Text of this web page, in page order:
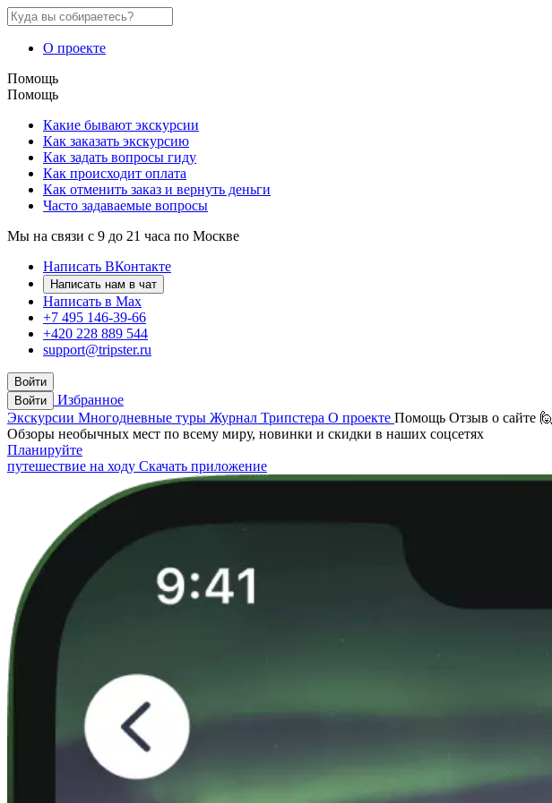
О проекте
Помощь
Помощь
Какие бывают экскурсии
Как заказать экскурсию
Как задать вопросы гиду
Как происходит оплата
Как отменить заказ и вернуть деньги
Часто задаваемые вопросы
Мы на связи с 9 до 21 часа по Москве
Написать ВКонтакте
Написать нам в чат
Написать в Max
+7 495 146-39-66
+420 228 889 544
support@tripster.ru
Войти
Войти
Избранное
Экскурсии Многодневные туры Журнал Трипстера О проекте Помощь Отзыв о сайте 🙋
Обзоры необычных мест по всему миру, новинки и скидки в наших соцсетях
Планируйте
путешествие на ходу Скачать приложение